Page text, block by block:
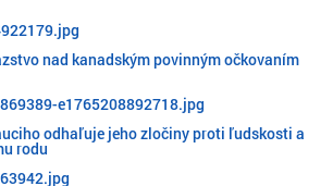
nad kanadským povinným očkovaním
odhaľuje jeho zločiny proti ľudskosti a
rodu